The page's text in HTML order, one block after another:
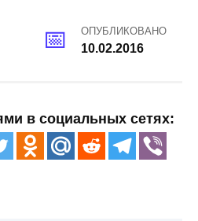
ОПУБЛИКОВАНО
10.02.2016
в социальных сетях: